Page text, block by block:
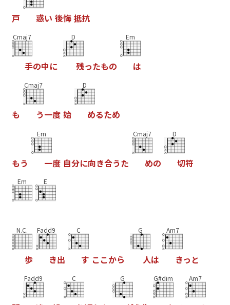
戸 惑い 後悔抵抗
Cmaj7
手の中に
D
残ったもの
Em
は
も
Cmaj7
う一度 始
D
めるため
もう
Em
一度 自分に向き合うた
Cmaj7
めの
D
切符
Em E
N.C.
歩
Fadd9
き出
C
す こ こから
G
人は
Am7
きっ と
Fadd9 C G G#dim Am7